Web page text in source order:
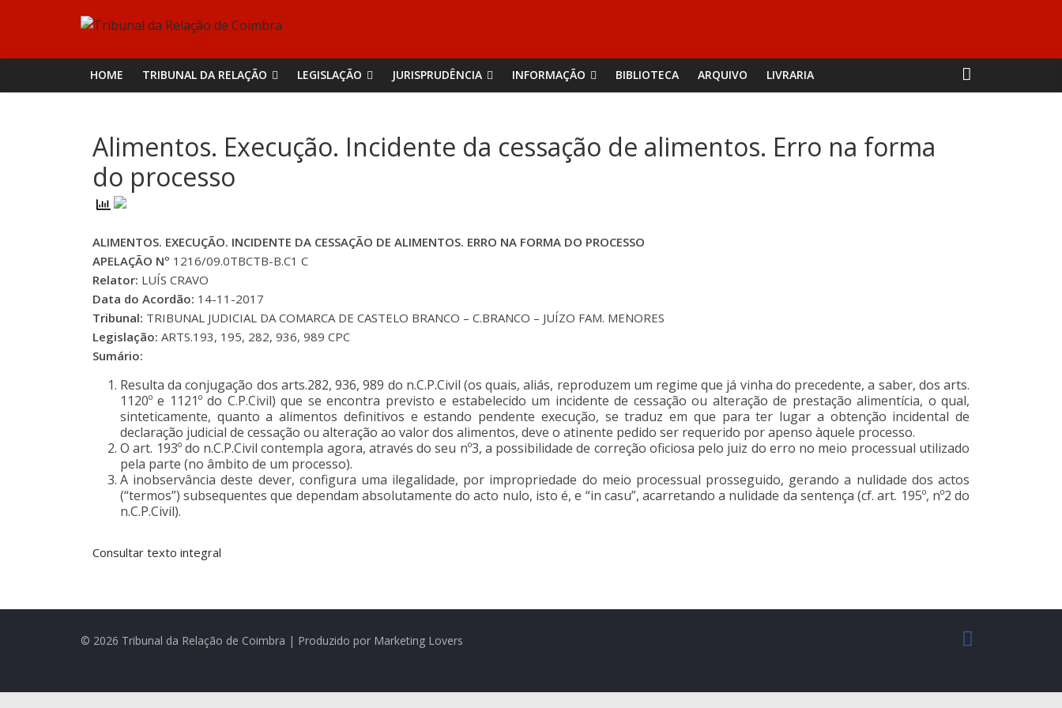
Tribunal
da
Relação
de
Coimbra
HOME TRIBUNAL DA RELAÇÃO LEGISLAÇÃO JURISPRUDÊNCIA INFORMAÇÃO BIBLIOTECA ARQUIVO LIVRARIA
Alimentos. Execução. Incidente da cessação de alimentos. Erro na forma
do processo
ALIMENTOS. EXECUÇÃO. INCIDENTE DA CESSAÇÃO DE ALIMENTOS. ERRO NA FORMA DO PROCESSO
APELAÇÃO Nº 1216/09.0TBCTB-B.C1 C
Relator: LUÍS CRAVO
Data do Acordão: 14-11-2017
Tribunal: TRIBUNAL JUDICIAL DA COMARCA DE CASTELO BRANCO – C.BRANCO – JUÍZO FAM. MENORES
Legislação: ARTS.193, 195, 282, 936, 989 CPC
Sumário:
Resulta da conjugação dos arts.282, 936, 989 do n.C.P.Civil (os quais, aliás, reproduzem um regime que já vinha do precedente, a saber, dos arts.
1120º e 1121º do C.P.Civil) que se encontra previsto e estabelecido um incidente de cessação ou alteração de prestação alimentícia, o qual,
sinteticamente, quanto a alimentos definitivos e estando pendente execução, se traduz em que para ter lugar a obtenção incidental de
declaração judicial de cessação ou alteração ao valor dos alimentos, deve o atinente pedido ser requerido por apenso àquele processo.
O art. 193º do n.C.P.Civil contempla agora, através do seu nº3, a possibilidade de correção oficiosa pelo juiz do erro no meio processual utilizado
pela parte (no âmbito de um processo).
A inobservância deste dever, configura uma ilegalidade, por impropriedade do meio processual prosseguido, gerando a nulidade dos actos
(“termos”) subsequentes que dependam absolutamente do acto nulo, isto é, e “in casu”, acarretando a nulidade da sentença (cf. art. 195º, nº2 do
n.C.P.Civil).
Consultar texto integral
© 2026 Tribunal da Relação de Coimbra | Produzido por Marketing Lovers